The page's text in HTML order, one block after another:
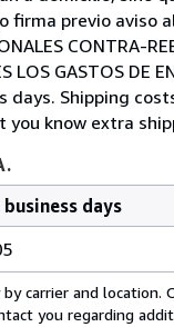
firma previo aviso
CONTRA-
LOS GASTOS DE
Shipping
know extra
days
carrier and
you regarding